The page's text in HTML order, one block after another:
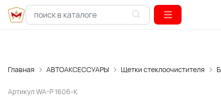
Главная АВТОАКСЕССУАРЫ Щетки стеклоочистителя
Артикул WA-P 1606-K